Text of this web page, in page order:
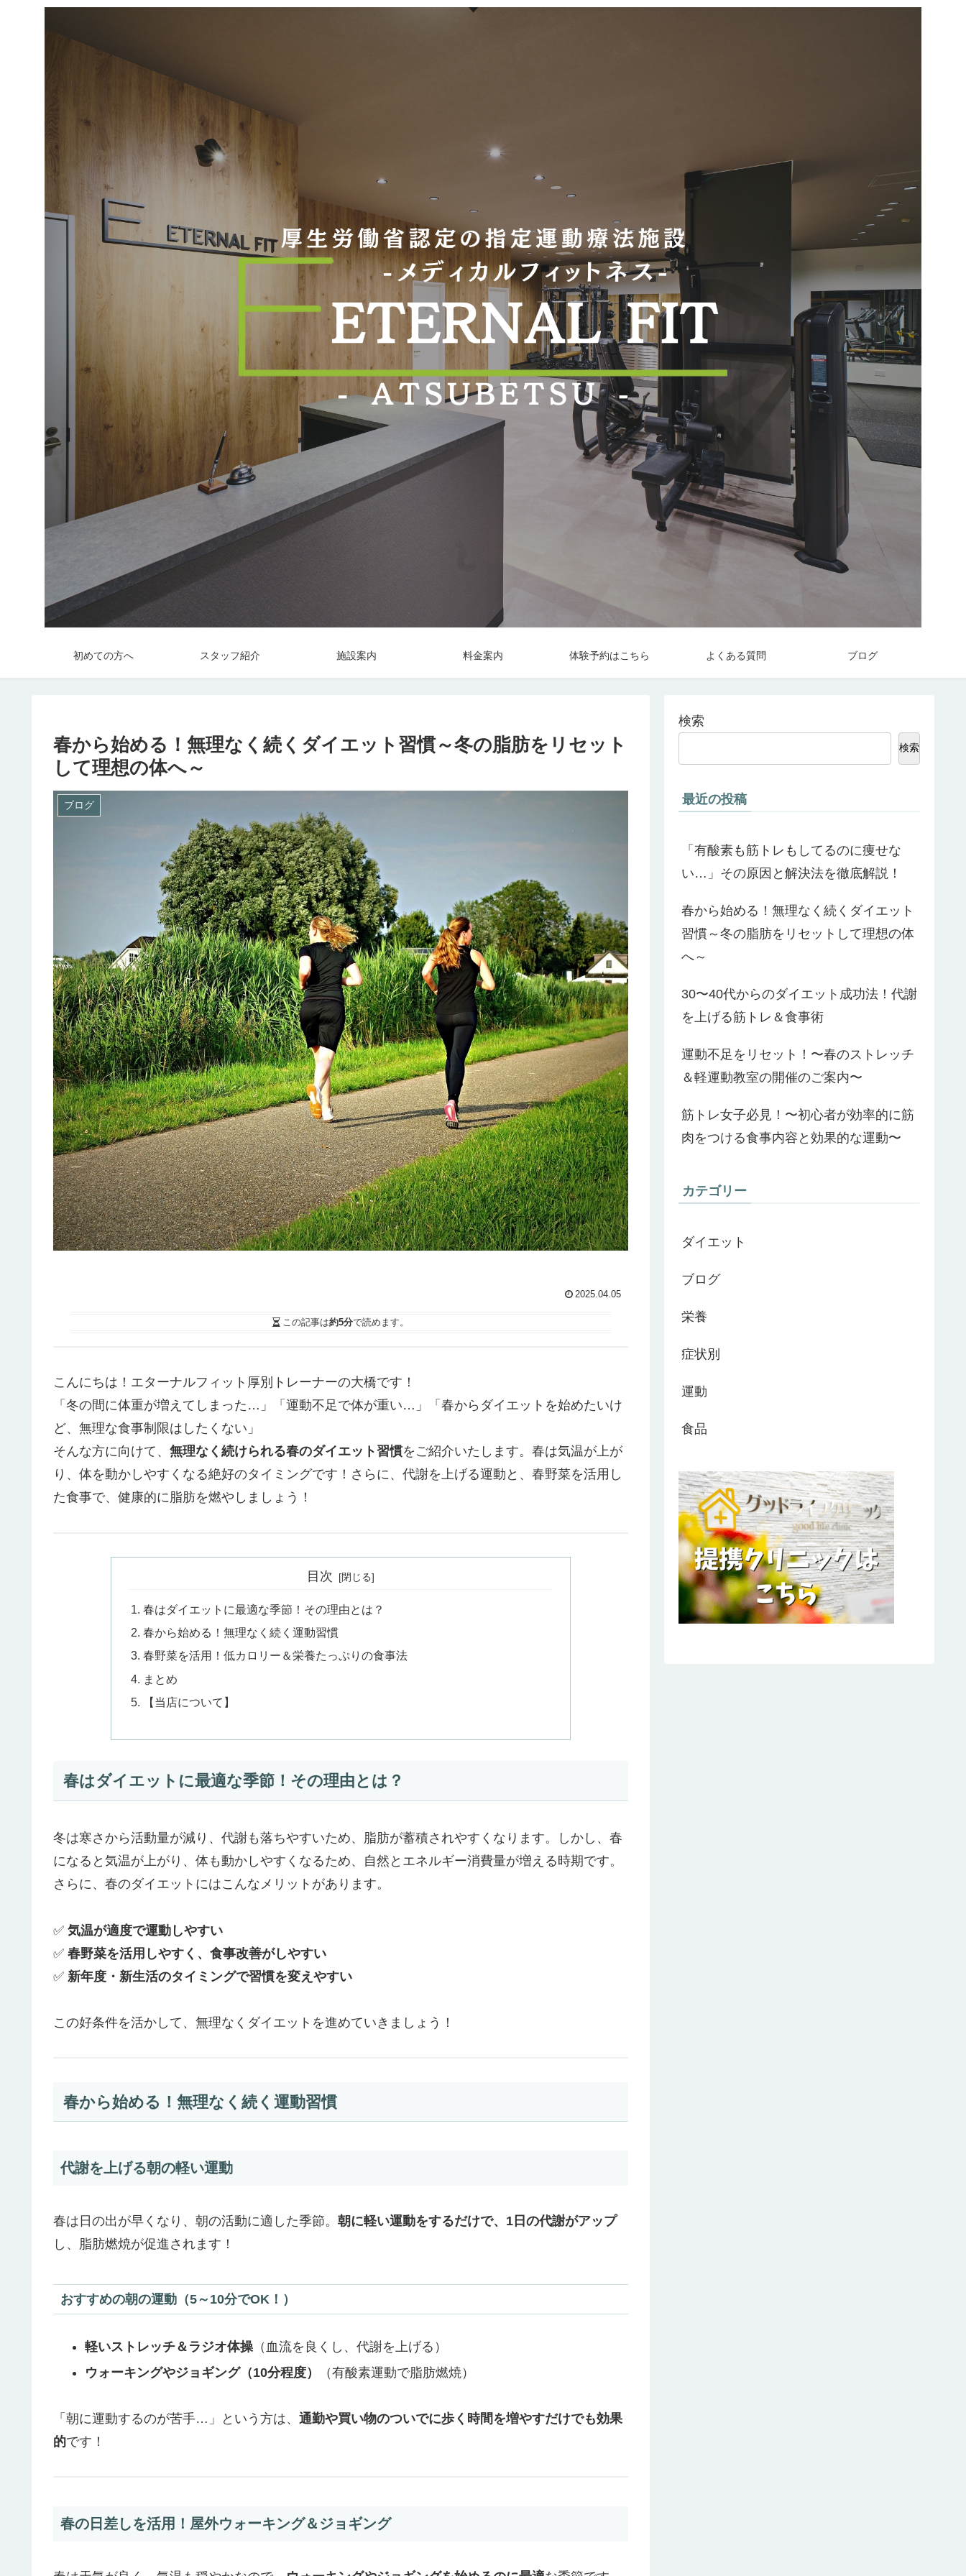
初めての方へ スタッフ紹介 施設案内 料金案内 体験予約はこちら よくある質問 ブログ
春から始める！無理なく続くダイエット習慣～冬の脂肪をリセット
して理想の体へ～
ブログ
2025.04.05
この記事は約5分で読めます。
こんにちは！エターナルフィット厚別トレーナーの大橋です！
「冬の間に体重が増えてしまった…」「運動不足で体が重い…」「春からダイエットを始めたいけ
ど、無理な食事制限はしたくない」
そんな方に向けて、 無理なく続けられる春のダイエット習慣をご紹介いたします。春は気温が上が
り、体を動かしやすくなる絶好のタイミングです！さらに、代謝を上げる運動と、春野菜を活用し
た食事で、健康的に脂肪を燃やしましょう！
目次
春はダイエットに最適な季節！その理由とは？
春から始める！無理なく続く運動習慣
春野菜を活用！低カロリー＆栄養たっぷりの食事法
まとめ
【当店について】
春はダイエットに最適な季節！その理由とは？
冬は寒さから活動量が減り、代謝も落ちやすいため、脂肪が蓄積されやすくなります。しかし、春
になると気温が上がり、体も動かしやすくなるため、自然とエネルギー消費量が増える時期です。
さらに、春のダイエットにはこんなメリットがあります。
✅ 気温が適度で運動しやすい
✅ 春野菜を活用しやすく、食事改善がしやすい
✅ 新年度・新生活のタイミングで習慣を変えやすい
この好条件を活かして、無理なくダイエットを進めていきましょう！
春から始める！無理なく続く運動習慣
代謝を上げる朝の軽い運動
春は日の出が早くなり、朝の活動に適した季節。 朝に軽い運動をするだけで、1日の代謝がアップ
し、脂肪燃焼が促進されます！
おすすめの朝の運動（5～10分でOK！）
軽いストレッチ＆ラジオ体操（血流を良くし、代謝を上げる）
ウォーキングやジョギング（10分程度）
（有酸素運動で脂肪燃焼）
「朝に運動するのが苦手…」という方は、 通勤や買い物のついでに歩く時間を増やすだけでも効果
的です！
春の日差しを活用！屋外ウォーキング＆ジョギング
検索
検索
最近の投稿
「有酸素も筋トレもしてるのに痩せな
い…」その原因と解決法を徹底解説！
春から始める！無理なく続くダイエット
習慣～冬の脂肪をリセットして理想の体
へ～
30〜40代からのダイエット成功法！代謝
を上げる筋トレ＆食事術
運動不足をリセット！〜春のストレッチ
＆軽運動教室の開催のご案内〜
筋トレ女子必見！〜初心者が効率的に筋
肉をつける食事内容と効果的な運動〜
カテゴリー
ダイエット
ブログ
栄養
症状別
運動
食品